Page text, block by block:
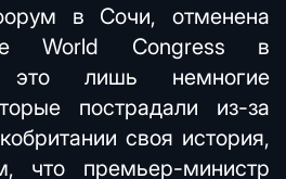
в Сочи, отменена
World Congress в
лишь немногие
пострадали из-за
своя история,
что премьер-министр